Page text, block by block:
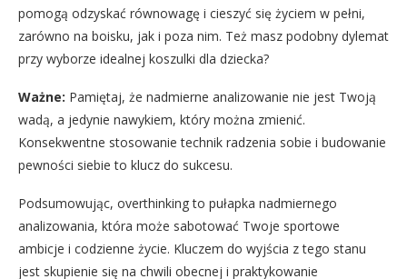
pomogą odzyskać równowagę i cieszyć się życiem w pełni,
zarówno na boisku, jak i poza nim. Też masz podobny dylemat
przy wyborze idealnej koszulki dla dziecka?
Ważne: Pamiętaj, że nadmierne analizowanie nie jest Twoją
wadą, a jedynie nawykiem, który można zmienić.
Konsekwentne stosowanie technik radzenia sobie i budowanie
pewności siebie to klucz do sukcesu.
Podsumowując, overthinking to pułapka nadmiernego
analizowania, która może sabotować Twoje sportowe
ambicje i codzienne życie. Kluczem do wyjścia z tego stanu
jest skupienie się na chwili obecnej i praktykowanie